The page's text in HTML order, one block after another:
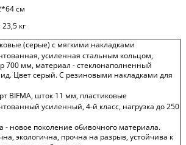
см
кг
(серые) с мягкими накладками
усиленная стальным кольцом,
700 мм, материал - стеклонаполненный
Цвет серый. С резиновыми накладками для
BIFMA, шток 11 мм, пластиковые
усиленный, 4-й класс, нагрузка до 250
- новое поколение обивочного материала.
экологична, прочна на разрыв, устойчива к